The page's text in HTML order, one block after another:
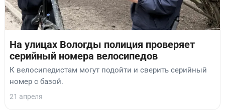
На улицах Вологды полиция проверяет
серийный номера велосипедов
К велосипедистам могут подойти и сверить серийный
номер с базой.
21 апреля